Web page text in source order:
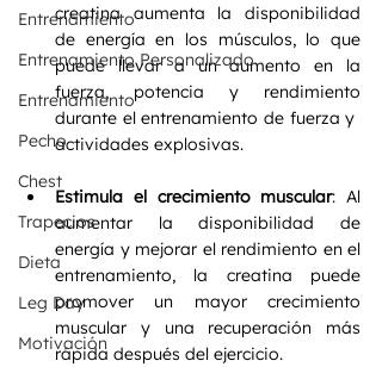
Entrenamiento
Entrenamiento Personalizado
Entrenamiento
Pecho
Chest
Trapecios
Dieta
Leg Day
Motivación
creatina aumenta la disponibilidad
de energía en los músculos, lo que
puede llevar a un aumento en la
fuerza, potencia y ​​rendimiento
durante el entrenamiento de fuerza y ​​
actividades explosivas.
Estimula el crecimiento muscular: Al
aumentar la disponibilidad de
energía y mejorar el rendimiento en el
entrenamiento, la creatina puede
promover un mayor crecimiento
muscular y una recuperación más
rápida después del ejercicio.